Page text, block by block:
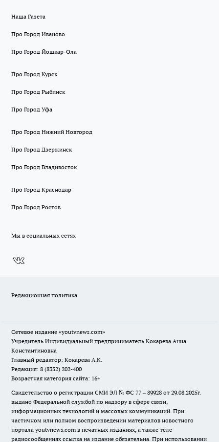
Наша Газета
Про Город Иваново
Про Город Йошкар-Ола
Про Город Курск
Про Город Рыбинск
Про Город Уфа
Про Город Нижний Новгород
Про Город Дзержинск
Про Город Владивосток
Про Город Краснодар
Про Город Ростов
Мы в социальных сетях
Редакционная политика
Сетевое издание «youtvnews.com»
Учредитель Индивидуальный предприниматель Кокарева Анна
Константиновна
Главный редактор: Кокарева А.К.
Редакция: 8 (8352) 202-400
Возрастная категория сайта: 16+
Свидетельство о регистрации СМИ ЭЛ № ФС 77 – 89928 от 29.08.2025г.
выдано Федеральной службой по надзору в сфере связи,
информационных технологий и массовых коммуникаций. При
частичном или полном воспроизведении материалов новостного
портала youtvnews.com в печатных изданиях, а также теле-
радиосообщениях ссылка на издание обязательна. При использовании